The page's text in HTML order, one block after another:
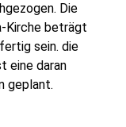
Die
Kirche beträgt
sein. die
eine daran
geplant.